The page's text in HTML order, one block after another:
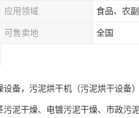
应用领域
可售卖地 全国
备，污泥烘干机（污泥烘干设备
泥干燥、电镀污泥干燥、市政污